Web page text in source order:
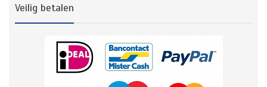
Veilig betalen